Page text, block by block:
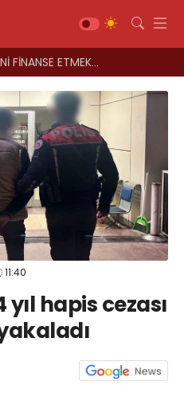
İÇİN KOCAELİ'Yİ HARCIYORLAR
11:40
hapis cezası
Sanat